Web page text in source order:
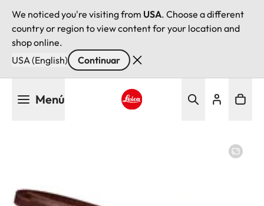
We noticed you're visiting from USA. Choose a different
country or region to view content for your location and
shop online.
USA (English)
Continuar
Menú